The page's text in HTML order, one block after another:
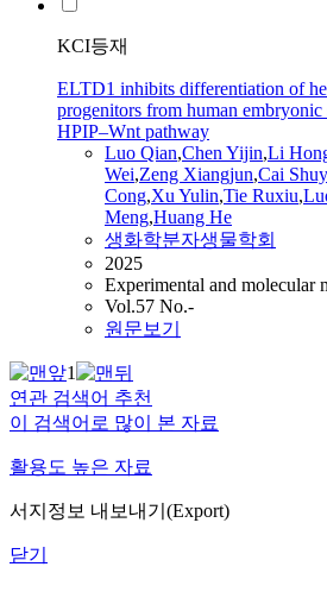
KCI등재
ELTD1 inhibits differentiation of
progenitors from human embryonic
HPIP–Wnt pathway
Luo Qian,Chen Yijin,Li
Wei,Zeng Xiangjun,Cai
Cong,Xu Yulin,Tie Ruxiu,
Meng,Huang He
생화학분자생물학회
2025
Experimental and molecular
Vol.57 No.-
원문보기
1
연관 검색어 추천
이 검색어로 많이 본 자료
활용도 높은 자료
서지정보 내보내기(Export)
닫기